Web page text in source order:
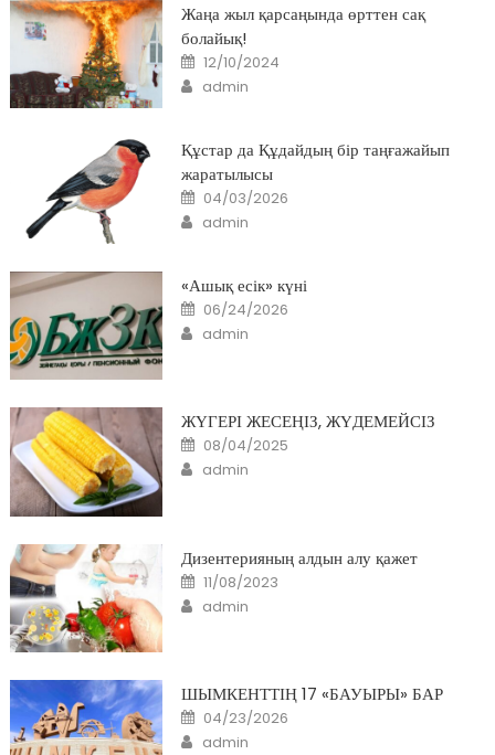
Жаңа жыл қарсаңында өрттен сақ
болайық!
Posted
on
12/10/2024
Author
admin
Құстар да Құдайдың бір таңғажайып
жаратылысы
Posted
on
04/03/2026
Author
admin
«Ашық есік» күні
Posted
on
06/24/2026
Author
admin
ЖҮГЕРІ ЖЕСЕҢІЗ, ЖҮДЕМЕЙСІЗ
Posted
on
08/04/2025
Author
admin
Дизентерияның алдын алу қажет
Posted
on
11/08/2023
Author
admin
ШЫМКЕНТТІҢ 17 «БАУЫРЫ» БАР
Posted
on
04/23/2026
Author
admin